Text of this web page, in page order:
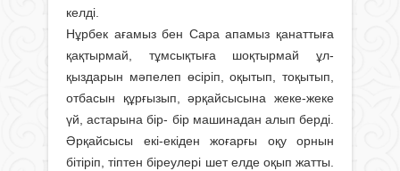
келді.
Нұрбек ағамыз бен Сара апамыз қанаттыға
қақтырмай, тұмсықтыға шоқ­тырмай ұл-
қыздарын мәпелеп өсіріп, оқы­тып, тоқытып,
отбасын құрғызып, әр­қайсысына жеке-жеке
үй, астарына бір- бір машинадан алып берді.
Әрқайсысы екі-екіден жоғарғы оқу орнын
бітіріп, тіптен біреулері шет елде оқып жатты.